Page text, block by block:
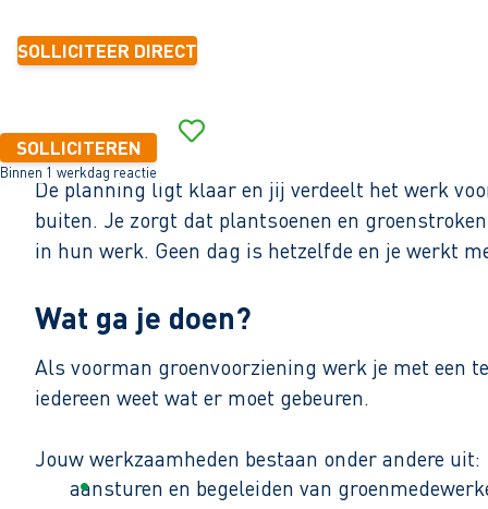
SOLLICITEER DIRECT
SOLLICITEREN
Binnen 1 werkdag reactie
De planning ligt klaar en jij verdeelt het werk
buiten. Je zorgt dat plantsoenen en
in hun werk. Geen dag is hetzelfde en je werkt
Wat ga je doen?
Als voorman groenvoorziening werk je met een
iedereen weet wat er moet gebeuren.
Jouw werkzaamheden bestaan onder andere uit:
aansturen en begeleiden van